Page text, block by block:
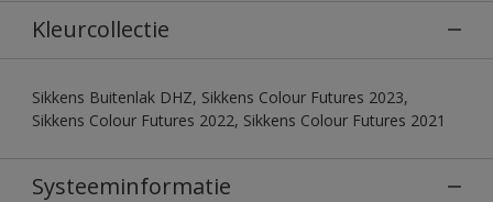
Kleurcollectie
Sikkens Buitenlak DHZ, Sikkens Colour Futures 2023,
Sikkens Colour Futures 2022, Sikkens Colour Futures 2021
Systeeminformatie